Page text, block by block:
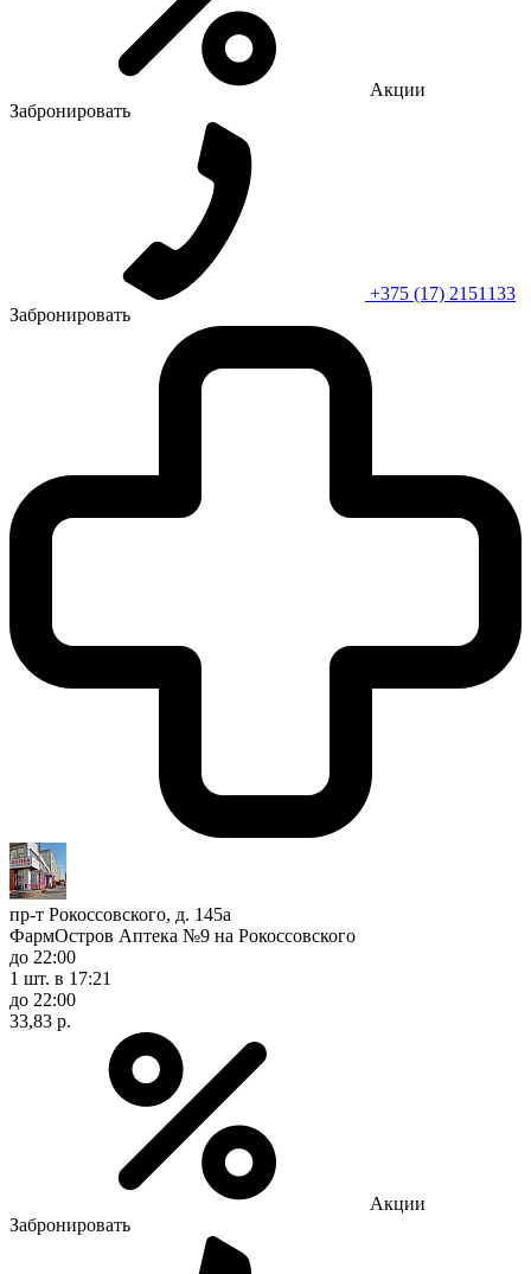
Акции
Забронировать
+375 (17) 2151133
Забронировать
пр-т Рокоссовского, д. 145а
ФармОстров Аптека №9 на Рокоссовского
до 22:00
1 шт. в 17:21
до 22:00
33,83 р.
Акции
Забронировать